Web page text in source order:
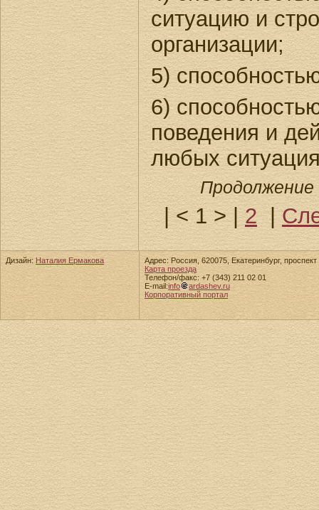
ситуацию и
организации;
5)
6)
поведения и
любых
| < 1 >|2|
Дизайн: Наталия Ермакова
Адрес: Россия, 620075, Екатеринбург,
Карта проезда
Телефон/факс: +7 (343) 211 02 01
E-mail:info
ardashev.ru
Корпоративный портал